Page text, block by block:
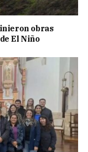
obras
El Niño